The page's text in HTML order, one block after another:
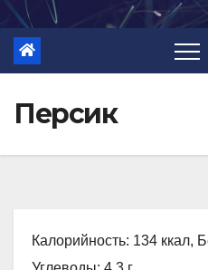
Персик
Калорийность: 134 ккал,